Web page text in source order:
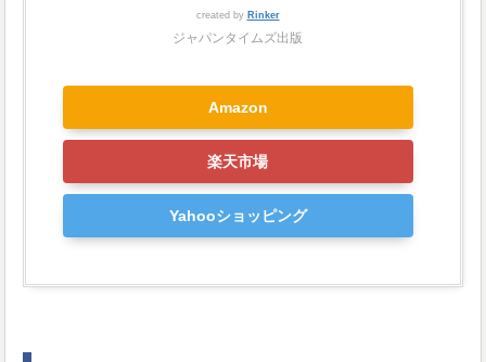
created by Rinker
ジャパンタイムズ出版
Amazon
楽天市場
Yahooショッピング